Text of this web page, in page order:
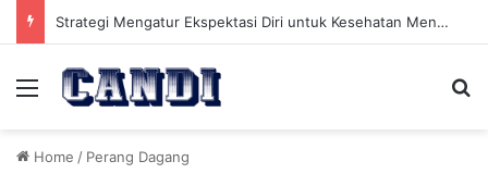
Strategi Mengatur Ekspektasi Diri untuk Kesehatan Mental yang Lebih Seimbang
Menu
Home / Perang Dagang